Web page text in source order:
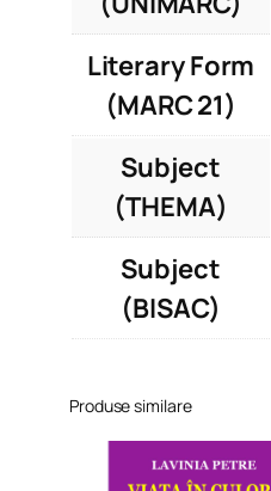
Literary Form
(MARC 21)
Subject
(THEMA)
Subject
(BISAC)
Produse similare